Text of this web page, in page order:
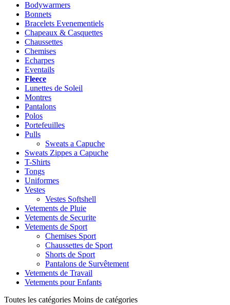
Bodywarmers
Bonnets
Bracelets Evenementiels
Chapeaux & Casquettes
Chaussettes
Chemises
Echarpes
Eventails
Fleece
Lunettes de Soleil
Montres
Pantalons
Polos
Portefeuilles
Pulls
Sweats a Capuche
Sweats Zippes a Capuche
T-Shirts
Tongs
Uniformes
Vestes
Vestes Softshell
Vetements de Pluie
Vetements de Securite
Vetements de Sport
Chemises Sport
Chaussettes de Sport
Shorts de Sport
Pantalons de Survêtement
Vetements de Travail
Vetements pour Enfants
Toutes les catégories Moins de catégories